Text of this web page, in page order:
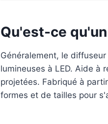
Qu'est-ce
Généralement, le
lumineuses à LED. Aide à
projetées. Fabriqué à
formes et de tailles pour